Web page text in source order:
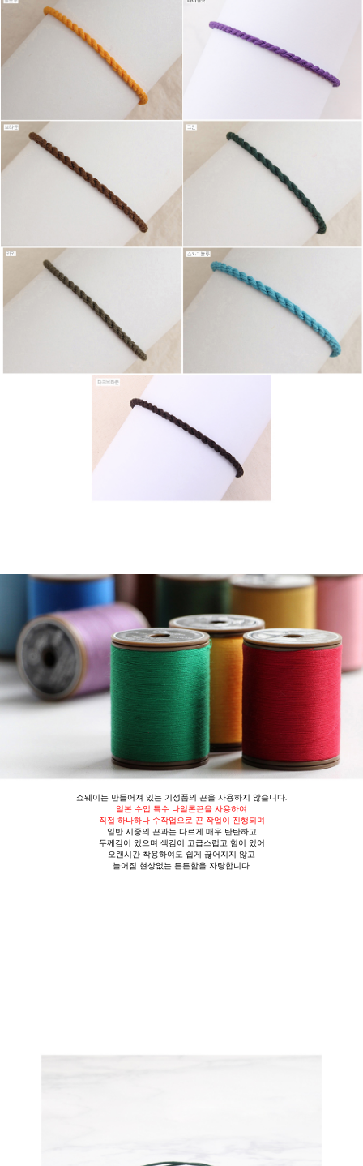
쇼웨이는 만들어져 있는 기성품의 끈을 사용하지 않습니다.
일본 수입 특수 나일론끈을 사용하여
직접 하나하나 수작업으로 끈 작업이 진행되며
일반 시중의 끈과는 다르게 매우 탄탄하고
두께감이 있으며 색감이 고급스럽고 힘이 있어
오랜시간 착용하여도 쉽게 끊어지지 않고
늘어짐 현상없는 튼튼함을 자랑합니다.